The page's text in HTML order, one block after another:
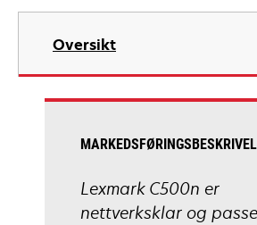
opens
new
Oversikt
Lexmark C500n er
nettverksklar og